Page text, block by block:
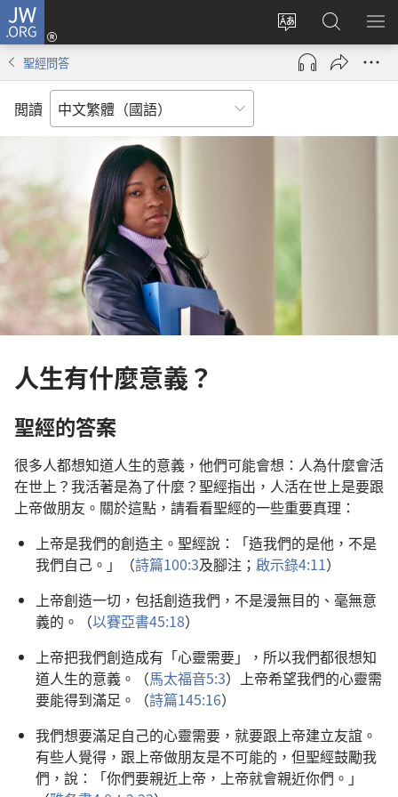
JW.ORG
更
改
網
言
登
入
（開
窗）
搜
尋
JW.ORG
顯
聖經問答
閲讀
人生有什麼意義？
聖經的答案
很多人都想知道人生的意義，他們可能會想：人為什麼會活
在世上？我活著是為了什麼？聖經指出，人活在世上是要跟
上帝做朋友。關於這點，請看看聖經的一些重要真理：
上帝是我們的創造主。聖經說：「造我們的是他，不是
我們自己。」（詩篇100:3及腳注； 啟示錄4:11）
上帝創造一切，包括創造我們，不是漫無目的、毫無意
義的。（以賽亞書45:18）
上帝把我們創造成有「心靈需要」，所以我們都很想知
道人生的意義。（馬太福音5:3）上帝希望我們的心靈需
要能得到滿足。（詩篇145:16）
我們想要滿足自己的心靈需要，就要跟上帝建立友誼。
有些人覺得，跟上帝做朋友是不可能的，但聖經鼓勵我
們，說：「你們要親近上帝，上帝就會親近你們。」